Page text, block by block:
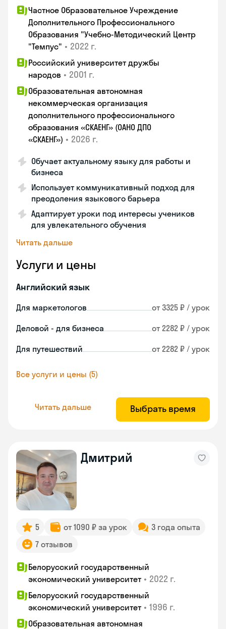
Частное Образовательное Учреждение
Дополнительного Профессионального
Образования "Учебно-Методический Центр
"Темпус" • 2022 г.
Российский университет дружбы
народов • 2001 г.
Образовательная автономная
некоммерческая организация
дополнительного профессионального
образования «СКАЕНГ» (ОАНО ДПО
«СКАЕНГ») • 2026 г.
Обучает актуальному языку для работы и
бизнеса
Использует коммуникативный подход для
преодоления языкового барьера
Адаптирует уроки под интересы учеников
для увлекательного обучения
Читать дальше
Услуги и цены
Английский язык
Для маркетологов от 3325 ₽ / урок
Деловой - для бизнеса от 2282 ₽ / урок
Для путешествий от 2282 ₽ / урок
Все услуги и цены (5)
Читать дальше Выбрать время
Дмитрий
5 от 1090 ₽ за урок
3 года опыта
7 отзывов
Белорусский государственный
экономический университет • 2022 г.
Белорусский государственный
экономический университет • 1996 г.
Образовательная автономная